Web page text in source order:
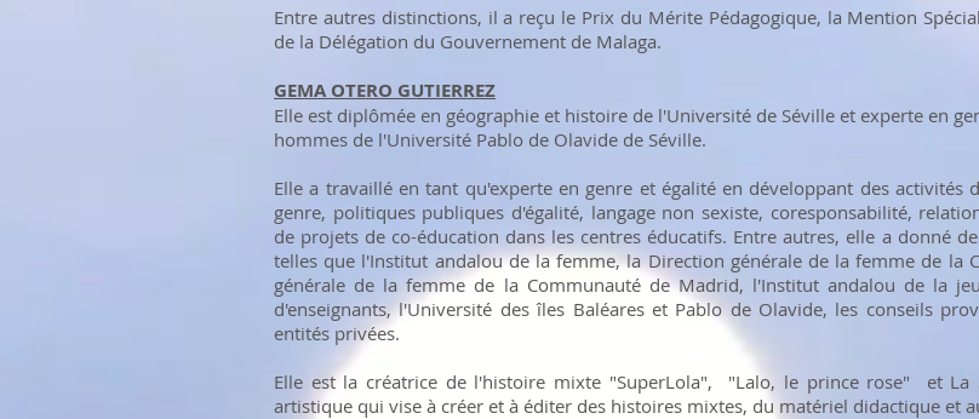
Entre autres distinctions, il a reçu le Prix du Mérite Pédagogique, la Mention
de la Délégation du Gouvernement de Malaga.
GEMA OTERO GUTIERREZ
Elle est diplômée en géographie et histoire de l'Université de Séville et experte en
hommes de l'Université Pablo de Olavide de Séville.
Elle a travaillé en tant qu'experte en genre et égalité en développant des
genre, politiques publiques d'égalité, langage non sexiste, coresponsabilité,
de projets de co-éducation dans les centres éducatifs. Entre autres, elle a donné
telles que l'Institut andalou de la femme, la Direction générale de la femme de la
générale de la femme de la Communauté de Madrid, l'Institut andalou de la
d'enseignants, l'Université des îles Baléares et Pablo de Olavide, les conseils
entités privées.
Elle est la créatrice de l'histoire mixte "SuperLola", "Lalo, le prince rose" et La
artistique qui vise à créer et à éditer des histoires mixtes, du matériel didactique et